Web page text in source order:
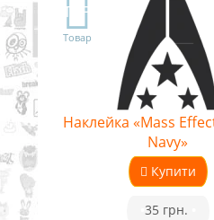
TOP
Товар
Наклейка «Mass
Navy»
Купити
35 грн.